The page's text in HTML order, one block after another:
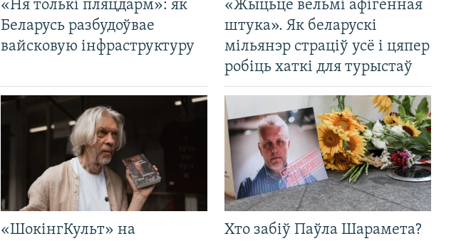
«Ня толькі пляцдарм»: як
Беларусь разбудоўвае
вайсковую інфраструктуру
«Жыцьцё вельмі афігенная
штука». Як беларускі
мільянэр страціў усё і цяпер
робіць хаткі для турыстаў
«ШокінгКульт» на
Хто забіў Паўла Шарамета?